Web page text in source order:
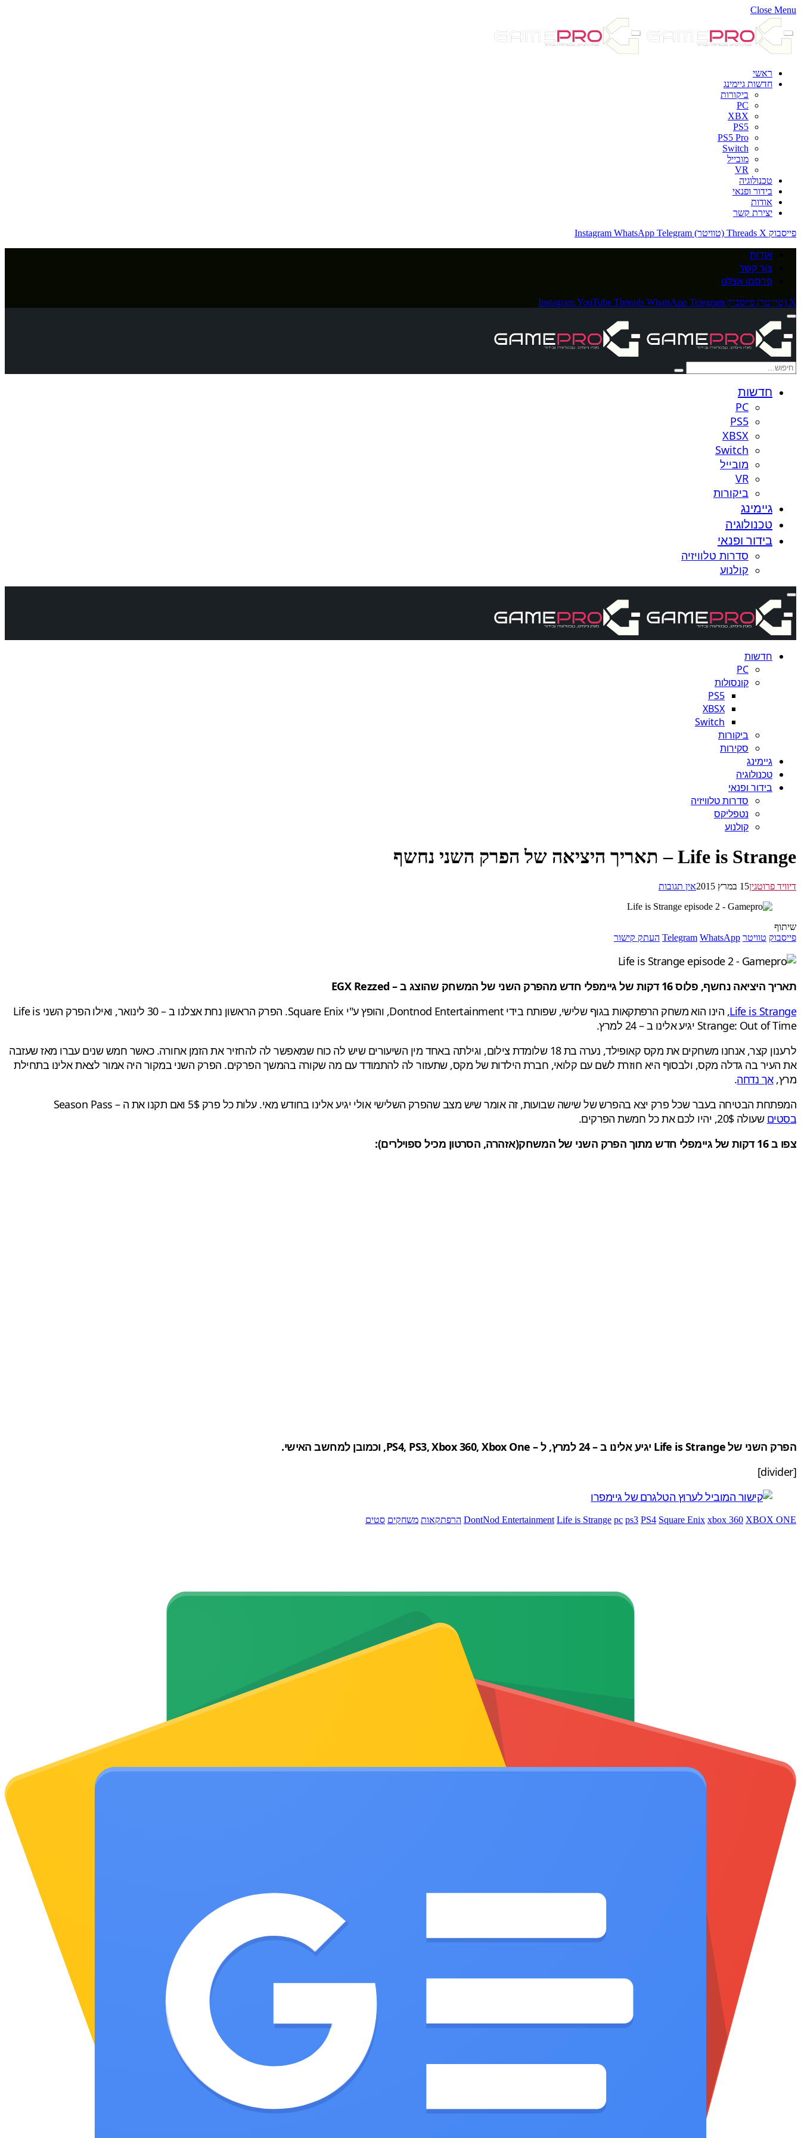
Close Menu
ראשי
חדשות גיימינג
ביקורות
PC
XBX
PS5
PS5 Pro
Switch
מובייל
VR
טכנולוגיה
בידור ופנאי
אודות
יצירת קשר
פייסבוק
Threads X (טוויטר) Instagram WhatsApp Telegram
אודות
צור קשר
פרסמו אצלנו
X (טוויטר) פייסבוק InstagramYouTube Threads WhatsApp Telegram
חדשות
PC
PS5
XBSX
Switch
מובייל
VR
ביקורות
גיימינג
טכנולוגיה
בידור ופנאי
סדרות טלוויזיה
קולנוע
חדשות
PC
קונסולות
PS5
XBSX
Switch
ביקורות
סקירות
גיימינג
טכנולוגיה
בידור ופנאי
סדרות טלוויזיה
נטפליקס
קולנוע
Life is Strange – תאריך היציאה של הפרק השני נחשף
דיוויד פרוטגין15 במרץ 2015 אין תגובות
שיתוף
פייסבוק טוויטר Telegram WhatsApp העתק קישור
תאריך היציאה נחשף, פלוס 16 דקות של גיימפלי חדש מהפרק השני של המשחק שהוצג ב – EGX Rezzed
Life is Strange
, הינו הוא משחק הרפתקאות בגוף שלישי, שפותח בידי Dontnod Entertainment, והופץ ע"י Square Enix. הפרק הראשון נחת אצלנו ב – 30 לינואר, ואילו הפרק השני Life is
Strange: Out of Time יגיע אלינו ב – 24 למרץ.
לרענון קצר, אנחנו משחקים את מקס קאופילד, נערה בת 18 שלומדת צילום, וגילתה באחד מין השיעורים שיש לה כוח שמאפשר לה להחזיר את הזמן אחורה. כאשר חמש שנים עברו מאז שעזבה
את העיר בה גדלה מקס, ולבסוף היא חוזרת לשם עם קלואי, חברת הילדות של מקס, שתעזור לה להתמודד עם מה שקורה בהמשך הפרקים. הפרק השני במקור היה אמור לצאת אלינו בתחילת
מרץ,אך נדחה.
המפתחת הבטיחה בעבר שכל פרק יצא בהפרש של שישה שבועות, זה אומר שיש מצב שהפרק השלישי אולי יגיע אלינו בחודש מאי. עלות כל פרק 5$ ואם תקנו את ה – Season Pass
בסטים שעולה 20$, יהיו לכם את כל חמשת הפרקים.
צפו ב 16 דקות של גיימפלי חדש מתוך הפרק השני של המשחק(אזהרה, הסרטון מכיל ספוילרים):
הפרק השני של Life is Strange יגיע אלינו ב – 24 למרץ, ל – PS4, PS3, Xbox 360, Xbox One, וכמובן למחשב האישי.
[divider]
DontNod Entertainment Life is Strange pc ps3 PS4 Square Enix xbox 360 XBOX ONE הרפתקאות משחקים סטים